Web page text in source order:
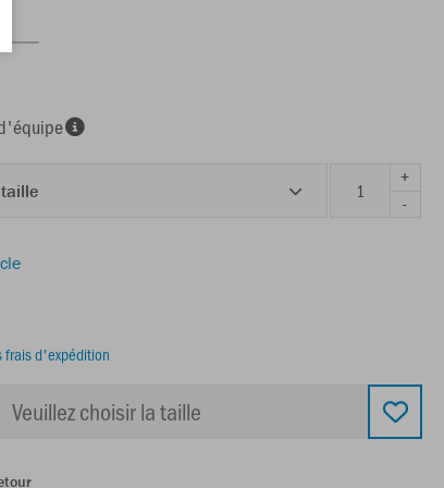
+
-
frais d'expédition
Veuillez choisir la taille